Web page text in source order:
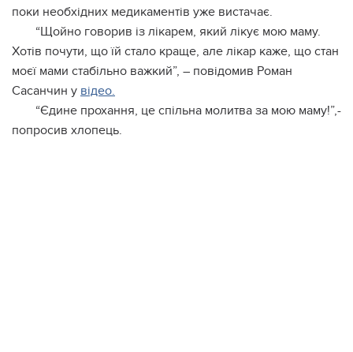
поки необхідних медикаментів уже вистачає.
“Щойно говорив із лікарем, який лікує мою маму.
Хотів почути, що їй стало краще, але лікар каже, що стан
моєї мами стабільно важкий”, – повідомив Роман
Сасанчин у відео.
“Єдине прохання, це спільна молитва за мою маму!”,-
попросив хлопець.